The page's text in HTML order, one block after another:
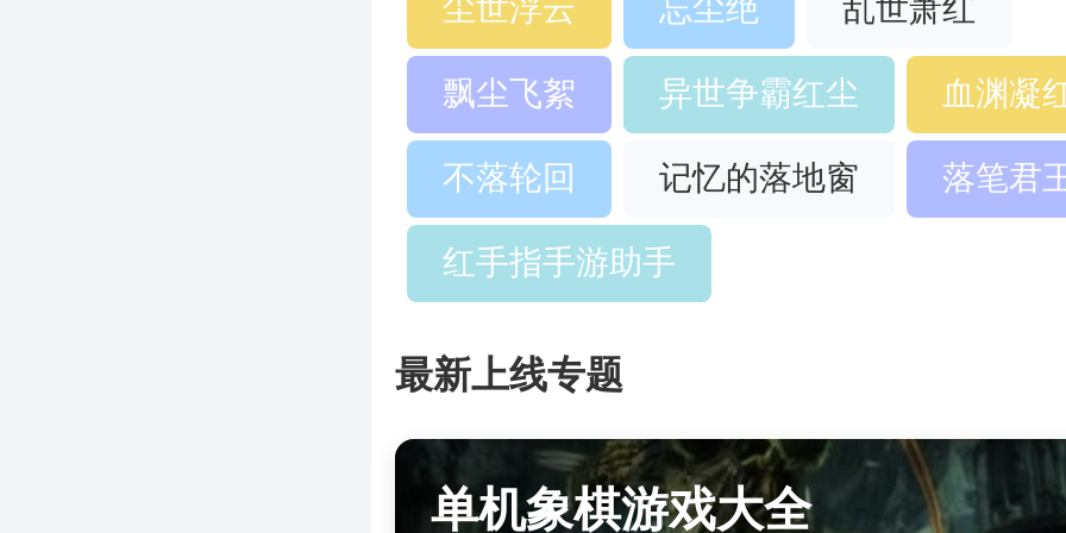
飘尘飞絮
异世争霸红尘
血渊凝
不落轮回
记忆的落地窗
落笔君
红手指手游助手
最新上线专题
单机象棋游戏大全